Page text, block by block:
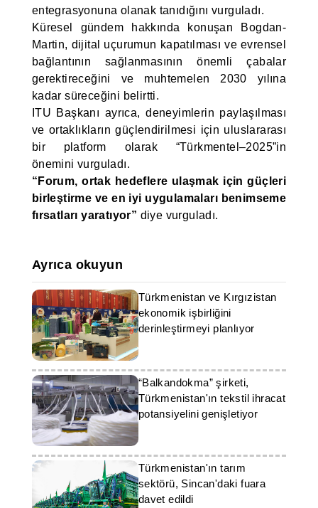
entegrasyonuna olanak tanıdığını vurguladı.
Küresel gündem hakkında konuşan Bogdan-
Martin, dijital uçurumun kapatılması ve evrensel
bağlantının sağlanmasının önemli çabalar
gerektireceğini ve muhtemelen 2030 yılına
kadar süreceğini belirtti.
ITU Başkanı ayrıca, deneyimlerin paylaşılması
ve ortaklıkların güçlendirilmesi için uluslararası
bir platform olarak “Türkmentel–2025”in
önemini vurguladı.
“Forum, ortak hedeflere ulaşmak için güçleri
birleştirme ve en iyi uygulamaları benimseme
fırsatları yaratıyor” diye vurguladı.
Ayrıca okuyun
Türkmenistan ve Kırgızistan
ekonomik işbirliğini
derinleştirmeyi planlıyor
“Balkandokma” şirketi,
Türkmenistan'ın tekstil ihracat
potansiyelini genişletiyor
Türkmenistan'ın tarım
sektörü, Sincan'daki fuara
davet edildi